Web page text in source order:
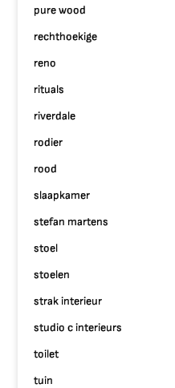
pure wood
rechthoekige
reno
rituals
riverdale
rodier
rood
slaapkamer
stefan martens
stoel
stoelen
strak interieur
studio c interieurs
toilet
tuin